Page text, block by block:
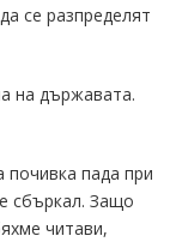
се разпределят
на държавата.
почивка пада при
сбъркал. Защо
читави,